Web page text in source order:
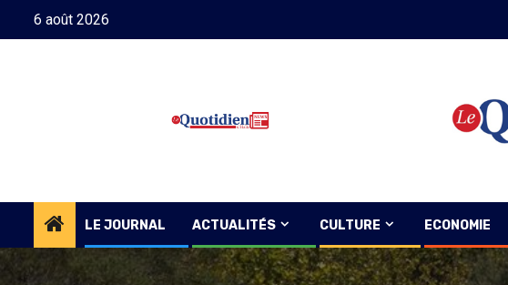
6 août 2026
LE JOURNAL ACTUALITÉS CULTURE ECONOMIE